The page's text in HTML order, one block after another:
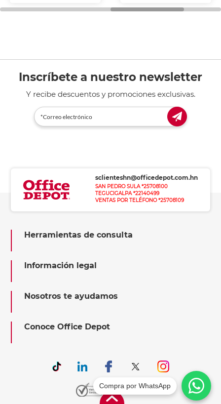
Inscríbete a nuestro newsletter
Y recibe descuentos y promociones exclusivas.
sclienteshn@officedepot.com.hn
SAN PEDRO SULA *25708100
TEGUCIGALPA *22140499
VENTAS POR TELÉFONO *25708109
Herramientas de consulta
Información legal
Nosotros te ayudamos
Conoce Office Depot
Compra por WhatsApp